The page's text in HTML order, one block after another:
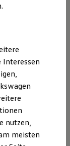
Interessen
nutzen,
meisten